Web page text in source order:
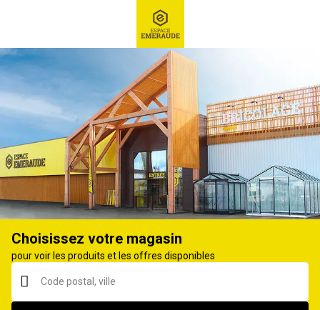
Ex : Robot tondeuse, ...
Tracteur tondeuse
Choisissez votre magasin
pour voir les produits et les offres disponibles